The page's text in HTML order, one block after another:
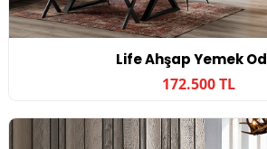
Life Ahşap Yemek
172.500 TL